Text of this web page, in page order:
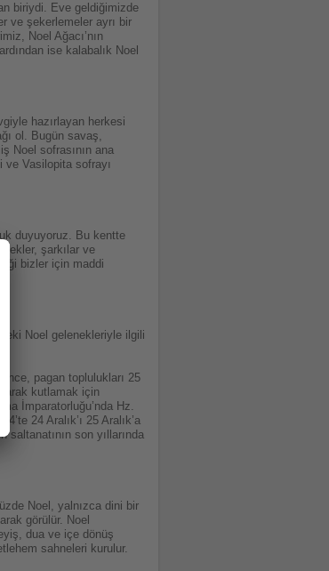
biriydi. Eve geldiğimizde
ve şekerlemeler ayrı bir
Noel Ağacı’nın
ise kalabalık Noel
hazırlayan herkesi
ol. Bugün savaş,
Noel sofrasının ana
Vasilopita sofrayı
duyuyoruz. Bu kentte
şarkılar ve
bizler için maddi
Noel gelenekleriyle ilgili
pagan toplulukları 25
kutlamak için
İmparatorluğu’nda Hz.
24 Aralık’ı 25 Aralık’a
son yıllarında
Noel, yalnızca dini bir
görülür. Noel
dua ve içe dönüş
sahneleri kurulur.